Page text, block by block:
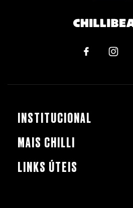
INSTITUCIONAL
MAIS CHILLI
LINKS ÚTEIS